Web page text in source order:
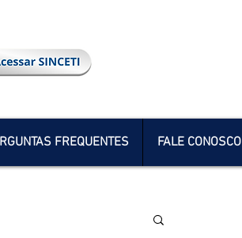
FREQUENTES FALE CONOSCO